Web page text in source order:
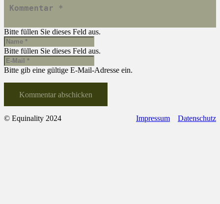
Bitte füllen Sie dieses Feld aus.
Bitte füllen Sie dieses Feld aus.
Bitte gib eine gültige E-Mail-Adresse ein.
Kommentar abschicken
© Equinality 2024 Impressum Datenschutz